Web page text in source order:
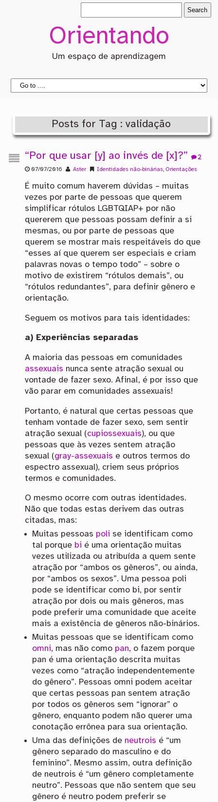
Orientando
Um espaço de aprendizagem
Posts for Tag : validação
“Por que usar [y] ao invés de [x]?” 2
07/07/2016 Aster Identidades não-binárias, Orientações
É muito comum haverem dúvidas – muitas
vezes por parte de pessoas que querem
simplificar rótulos LGBTQIAP+ por não
quererem que pessoas possam definir a si
mesmas, ou por parte de pessoas que
querem se mostrar mais respeitáveis do que
“esses aí que querem ser especiais e criam
palavras novas o tempo todo” – sobre o
motivo de existirem “rótulos demais”, ou
“rótulos redundantes”, para definir gênero e
orientação.
Seguem os motivos para tais identidades:
a) Experiências separadas
A maioria das pessoas em comunidades
assexuais nunca sente atração sexual ou
vontade de fazer sexo. Afinal, é por isso que
vão parar em comunidades assexuais!
Portanto, é natural que certas pessoas que
tenham vontade de fazer sexo, sem sentir
atração sexual (cupiossexuais), ou que
pessoas que às vezes sentem atração
sexual (gray-assexuais e outros termos do
espectro assexual), criem seus próprios
termos e comunidades.
O mesmo ocorre com outras identidades.
Não que todas estas derivem das outras
citadas, mas:
Muitas pessoas poli se identificam como
tal porque bi é uma orientação muitas
vezes utilizada ou atribuída a quem sente
atração por “ambos os gêneros”, ou ainda,
por “ambos os sexos”. Uma pessoa poli
pode se identificar como bi, por sentir
atração por dois ou mais gêneros, mas
pode preferir uma comunidade que aceite
mais a existência de gêneros não-binários.
Muitas pessoas que se identificam como
omni, mas não como pan, o fazem porque
pan é uma orientação descrita muitas
vezes como “atração independentemente
do gênero”. Pessoas omni podem aceitar
que certas pessoas pan sentem atração
por todos os gêneros sem “ignorar” o
gênero, enquanto podem não querer uma
conotação errônea para sua orientação.
Uma das definições de neutrois é “um
gênero separado do masculino e do
feminino”. Mesmo assim, outra definição
de neutrois é “um gênero completamente
neutro”. Pessoas que não sentem que seu
gênero é neutro podem preferir se